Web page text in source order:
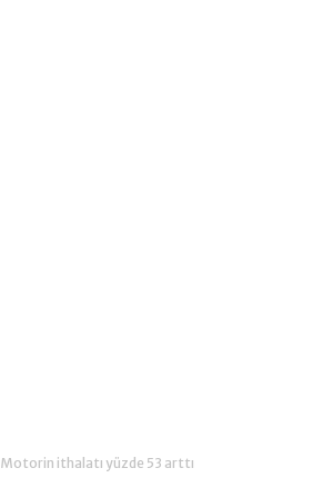
Motorin ithalatı yüzde 53 arttı